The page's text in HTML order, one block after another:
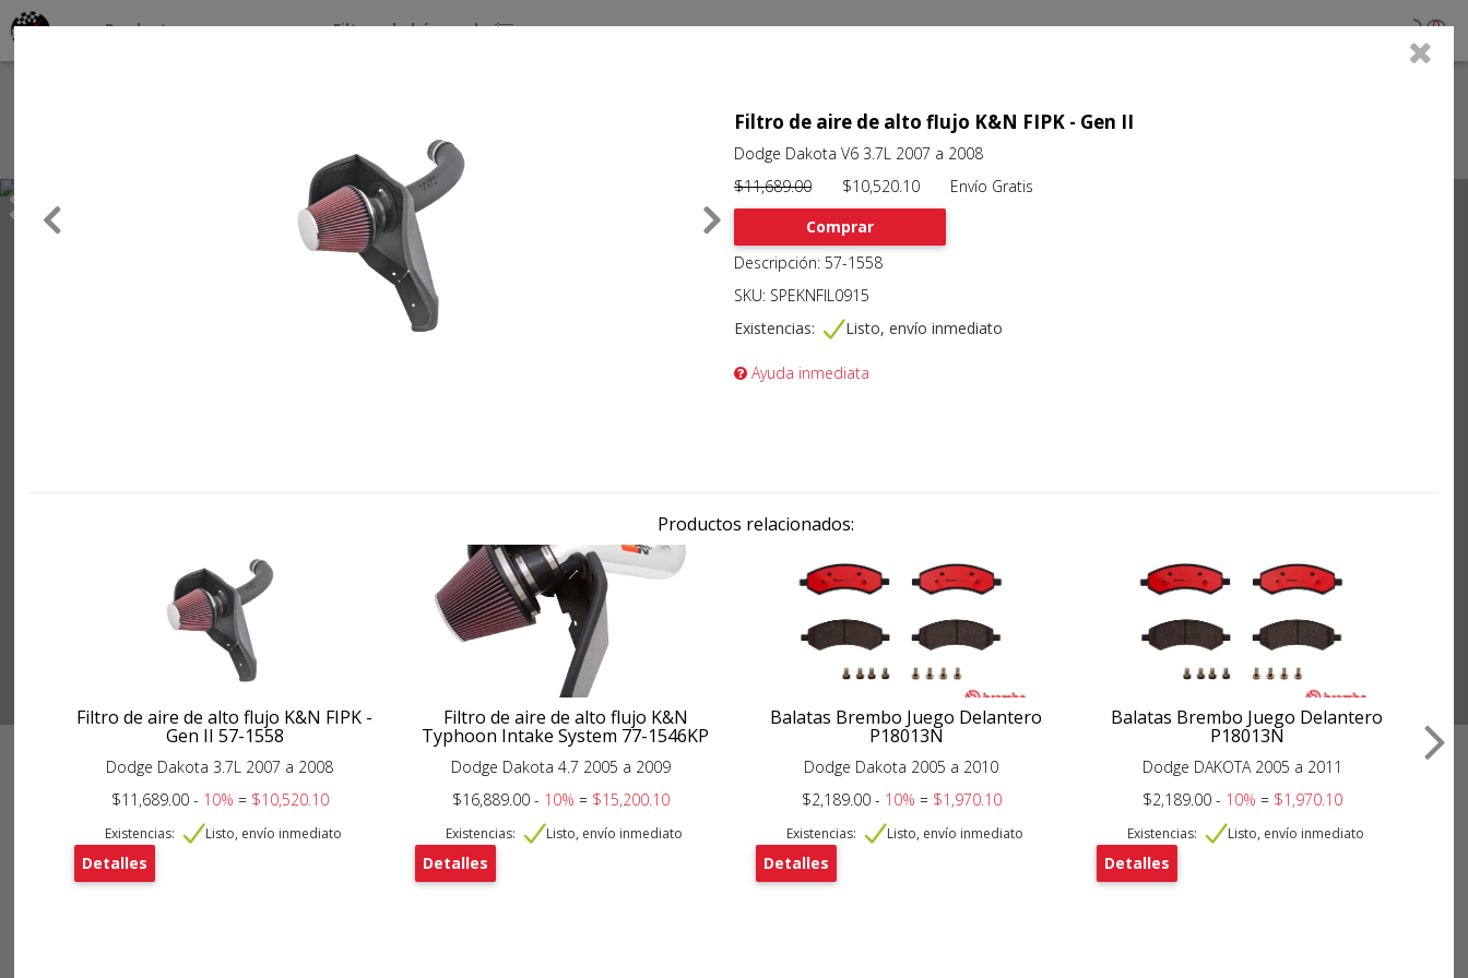
Clients
Productos por marcas Filtros de búsqueda 0
Filtro de aire de alto flujo K&N FIPK - Gen II
Dodge Dakota V6 3.7L 2007 a 2008
$11,689.00$10,520.10 Envío Gratis
Comprar
Descripción: 57-1558
SKU: SPEKNFIL0915
Existencias:
Listo, envío inmediato
Ayuda inmediata
Productos relacionados:
Filtro de aire de alto flujo K&N FIPK -
Gen II 57-1558
Dodge Dakota 3.7L 2007 a 2008
$11,689.00 - 10% = $10,520.10
Existencias: Listo, envío inmediato
Detalles
Filtro de aire de alto flujo K&N
Typhoon Intake System 77-1546KP
Dodge Dakota 4.7 2005 a 2009
$16,889.00 - 10% = $15,200.10
Existencias: Listo, envío inmediato
Detalles
Balatas Brembo Juego Delantero
P18013N
Dodge Dakota 2005 a 2010
$2,189.00 - 10% = $1,970.10
Existencias: Listo, envío inmediato
Detalles
Balatas Brembo Juego Delantero
P18013N
Dodge DAKOTA 2005 a 2011
$2,189.00 - 10% = $1,970.10
Existencias: Listo, envío inmediato
Detalles